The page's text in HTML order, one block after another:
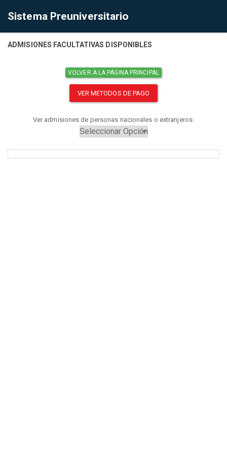
Sistema Preuniversitario
ADMISIONES FACULTATIVAS DISPONIBLES
VOLVER A LA PÁGINA PRINCIPAL
VER METODOS DE PAGO
Ver admisiones de personas nacionales o extranjeros: